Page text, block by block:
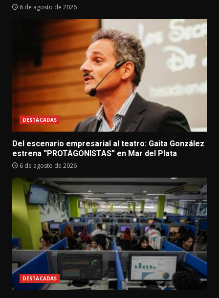
6 de agosto de 2026
DESTACADAS
Del escenario empresarial al teatro: Gaita González
estrena “PROTAGONISTAS” en Mar del Plata
6 de agosto de 2026
DESTACADAS